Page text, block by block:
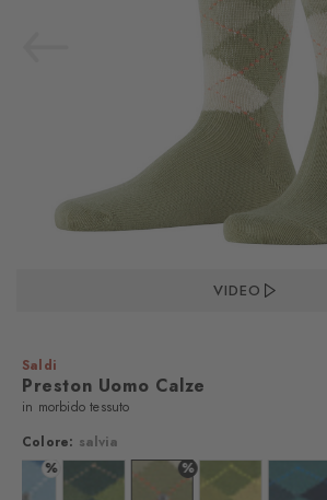
VIDEO
Saldi
Preston Uomo Calze
in morbido tessuto
Colore: salvia
%
%